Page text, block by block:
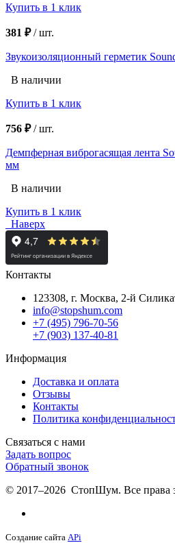
Купить в 1 клик
381 ₽/шт.
Звукоизоляционный герметик
В наличии
Купить в 1 клик
756 ₽/шт.
Демпферная виброгасящая лента
мм
В наличии
Купить в 1 клик
Наверх
Контакты
123308, г. Москва, 2-й
info@stopshum.com
+7 (495) 796-70-56
+7 (903) 137-40-81
Информация
Доставка и оплата
Отзывы
Контакты
Политика
Связаться с нами
Задать вопрос
Обратный звонок
© 2017–2026 СтопШум. Все права
Создание сайта APi